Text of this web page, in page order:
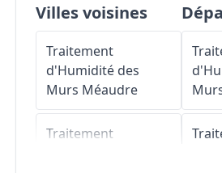
Villes voisines
Traitement
d'Humidité des
Murs Méaudre
Traitement